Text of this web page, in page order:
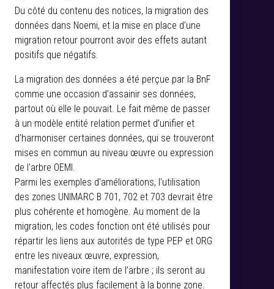
Du côté du contenu des notices, la migration des
données dans Noemi, et la mise en place d’une
migration retour pourront avoir des effets autant
positifs que négatifs.
La migration des données a été perçue par la BnF
comme une occasion d’assainir ses données,
partout où elle le pouvait. Le fait même de passer
à un modèle entité relation permet d’unifier et
d’harmoniser certaines données, qui se trouveront
mises en commun au niveau œuvre ou expression
de l'arbre OEMI.
Parmi les exemples d'améliorations, l'utilisation
des zones UNIMARC B 701, 702 et 703 devrait être
plus cohérente et homogène. Au moment de la
migration, les codes fonction ont été utilisés pour
répartir les liens aux autorités de type PEP et ORG
entre les niveaux œuvre, expression,
manifestation voire item de l’arbre ; ils seront au
retour affectés plus facilement à la bonne zone.